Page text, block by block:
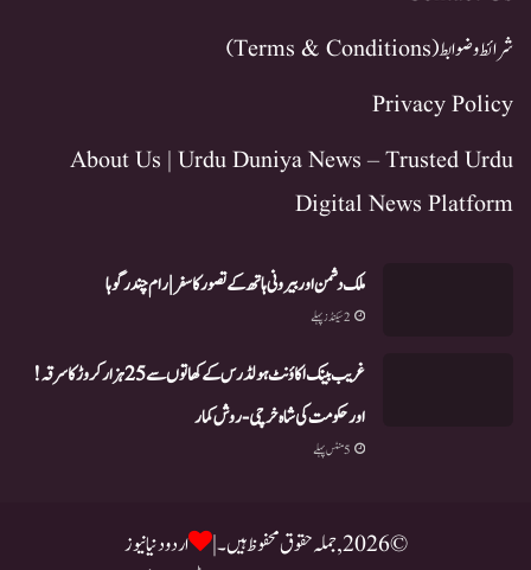
شرائط و ضوابط (Terms & Conditions)
Privacy Policy
About Us | Urdu Duniya News – Trusted Urdu
Digital News Platform
ملک دشمن اور بیرونی ہاتھ کے تصور کا سفر | رام چندر گوہا
2 سیکنڈز پہلے
غریب بینک اکاؤنٹ ہولڈرس کے کھاتوں سے 25 ہزار کروڑ کا سرقہ!
اور حکومت کی شاہ خرچی-روش کمار
5 منٹس پہلے
© 2026, جملہ حقوق محفوظ ہیں۔ | اردو دنیا نیوز